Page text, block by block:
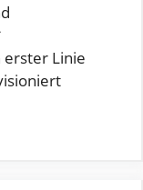
erster Linie